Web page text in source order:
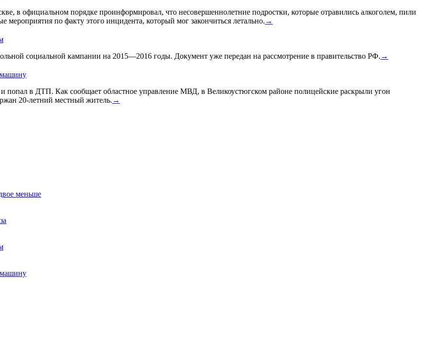
в официальном порядке проинформировал, что несовершеннолетние подростки, которые отравились алкоголем, пили
по факту этого инцидента, который мог закончиться летально. →
социальной кампании на 2015—2016 годы. Документ уже передан на рассмотрение в правительство РФ. →
машину
попал в ДТП. Как сообщает областное управление МВД, в Великоустюгском районе полицейские раскрыли угон
20-летний местный житель. →
меньше
машину